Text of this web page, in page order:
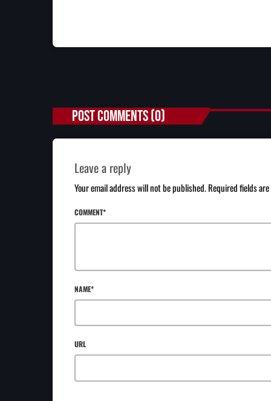
POST COMMENTS (0)
Leave a reply
Your email address will not be published. Required fields
COMMENT*
NAME*
URL